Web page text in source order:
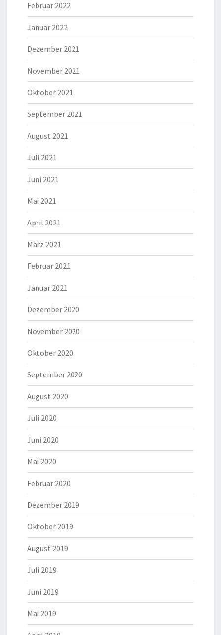
Februar 2022
Januar 2022
Dezember 2021
November 2021
Oktober 2021
September 2021
August 2021
Juli 2021
Juni 2021
Mai 2021
April 2021
März 2021
Februar 2021
Januar 2021
Dezember 2020
November 2020
Oktober 2020
September 2020
August 2020
Juli 2020
Juni 2020
Mai 2020
Februar 2020
Dezember 2019
Oktober 2019
August 2019
Juli 2019
Juni 2019
Mai 2019